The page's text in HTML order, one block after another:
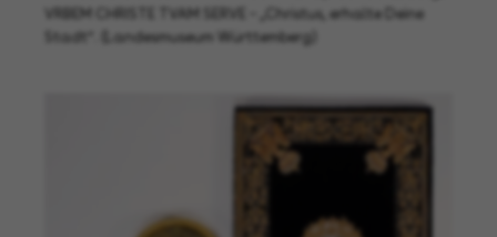
VRBEM CHRISTE TVAM SERVE – „Christus, erhalte Deine
Stadt“. (Landesmuseum Württemberg)